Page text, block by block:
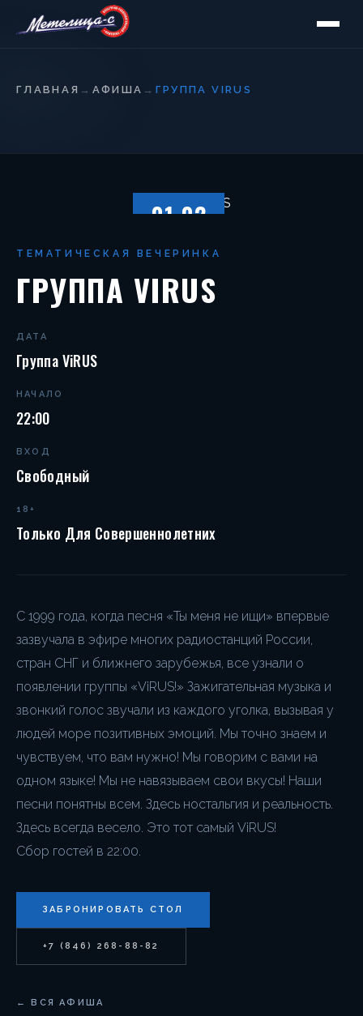
ГЛАВНАЯ → АФИША → ГРУППА VIRUS
01.02
ТЕМАТИЧЕСКАЯ ВЕЧЕРИНКА
ГРУППА VIRUS
ДАТА
Группа ViRUS
НАЧАЛО
22:00
ВХОД
Свободный
18+
Только Для Совершеннолетних
С 1999 года, когда песня «Ты меня не ищи» впервые
зазвучала в эфире многих радиостанций России,
стран СНГ и ближнего зарубежья, все узнали о
появлении группы «ViRUS!» Зажигательная музыка и
звонкий голос звучали из каждого уголка, вызывая у
людей море позитивных эмоций. Мы точно знаем и
чувствуем, что вам нужно! Мы говорим с вами на
одном языке! Мы не навязываем свои вкусы! Наши
песни понятны всем. Здесь ностальгия и реальность.
Здесь всегда весело. Это тот самый ViRUS!
Сбор гостей в 22:00.
ЗАБРОНИРОВАТЬ СТОЛ
+7 (846) 268-88-82
← ВСЯ АФИША